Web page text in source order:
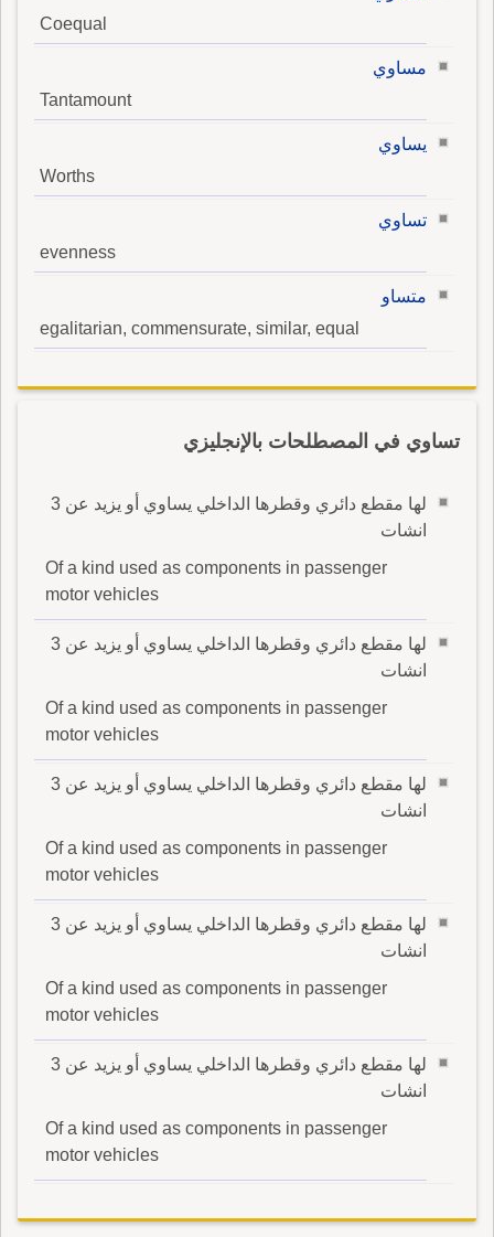
Coequal
مساوي
Tantamount
يساوي
Worths
تساوي
evenness
متساو
egalitarian, commensurate, similar, equal
تساوي في المصطلحات بالإنجليزي
لها مقطع دائري وقطرها الداخلي يساوي أو يزيد عن 3
انشات
Of a kind used as components in passenger
motor vehicles
لها مقطع دائري وقطرها الداخلي يساوي أو يزيد عن 3
انشات
Of a kind used as components in passenger
motor vehicles
لها مقطع دائري وقطرها الداخلي يساوي أو يزيد عن 3
انشات
Of a kind used as components in passenger
motor vehicles
لها مقطع دائري وقطرها الداخلي يساوي أو يزيد عن 3
انشات
Of a kind used as components in passenger
motor vehicles
لها مقطع دائري وقطرها الداخلي يساوي أو يزيد عن 3
انشات
Of a kind used as components in passenger
motor vehicles